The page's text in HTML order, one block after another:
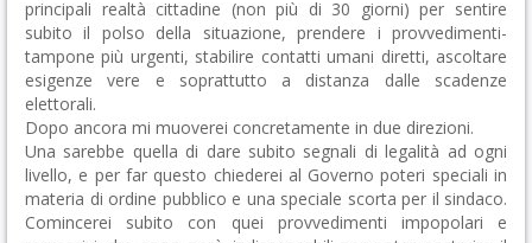
principali realtà cittadine (non più di 30 giorni) per sentire
subito il polso della situazione, prendere i provvedimenti-
tampone più urgenti, stabilire contatti umani diretti, ascoltare
esigenze vere e soprattutto a distanza dalle scadenze
elettorali.
Dopo ancora mi muoverei concretamente in due direzioni.
Una sarebbe quella di dare subito segnali di legalità ad ogni
livello, e per far questo chiederei al Governo poteri speciali in
materia di ordine pubblico e una speciale scorta per il sindaco.
Comincerei subito con quei provvedimenti impopolari e